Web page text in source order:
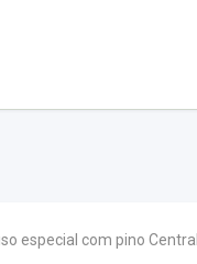
especial com pino Central